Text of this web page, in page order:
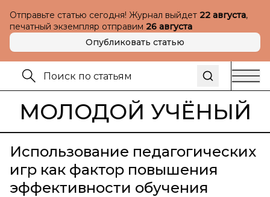
Отправьте статью сегодня! Журнал выйдет 22 августа,
печатный экземпляр отправим 26 августа
Опубликовать статью
МОЛОДОЙ УЧЁНЫЙ
Использование педагогических
игр как фактор повышения
эффективности обучения